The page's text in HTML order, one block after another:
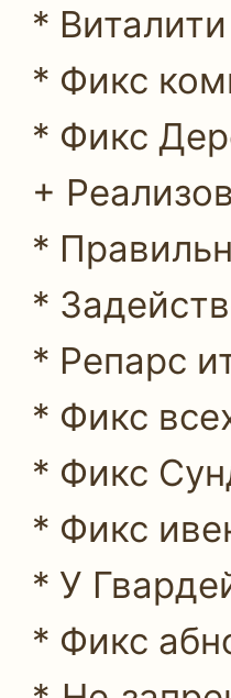
*
* Фикс
* Фикс
+
*
*
* Репарс
* Фикс
* Фикс
* Фикс
* У
* Фикс